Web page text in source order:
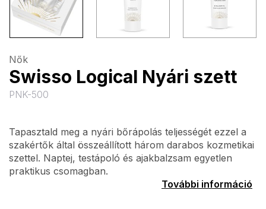
Nők
Swisso Logical Nyári szett
PNK-500
Tapasztald meg a nyári bőrápolás teljességét ezzel a
szakértők által összeállított három darabos kozmetikai
szettel. Naptej, testápoló és ajakbalzsam egyetlen
praktikus csomagban.
További információ